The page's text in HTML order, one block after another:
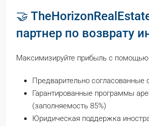
🤝
партнер по возврату
Максимизируйте прибыль с помощью
Предварительно согласованные
Гарантированные программы
(заполняемость 85%)
Юридическая поддержка